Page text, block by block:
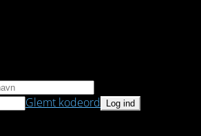
Glemt kodeord